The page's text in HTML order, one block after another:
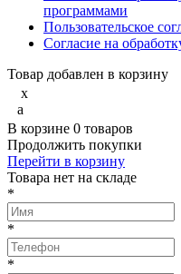
программами
Пользовательское
Согласие на
Товар добавлен в корзину
x
a
В корзине 0 товаров
Продолжить покупки
Перейти в корзину
Товарa нет на складе
*
*
*